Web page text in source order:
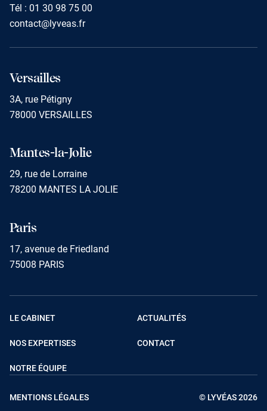
Tél : 01 30 98 75 00
contact@lyveas.fr
Versailles
3A, rue Pétigny
78000 VERSAILLES
Mantes-la-Jolie
29, rue de Lorraine
78200 MANTES LA JOLIE
Paris
17, avenue de Friedland
75008 PARIS
LE CABINET
NOS EXPERTISES
NOTRE ÉQUIPE
ACTUALITÉS
CONTACT
MENTIONS LÉGALES © LYVÉAS 2026